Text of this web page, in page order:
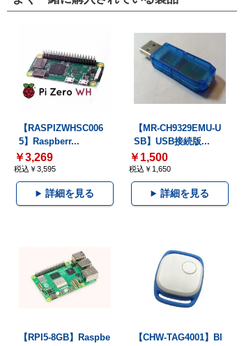
【RASPIZWHSC006
5】Raspberr...
￥3,269
税込￥3,595
詳細を見る
【MR-CH9329EMU-U
SB】USB接続版...
￥1,500
税込￥1,650
詳細を見る
【RPI5-8GB】Raspbe
【CHW-TAG4001】Bl